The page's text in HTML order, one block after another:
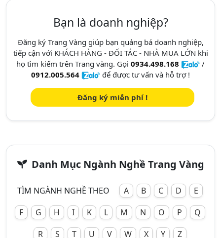
Bạn là doanh nghiệp?
Đăng ký Trang Vàng giúp bạn quảng bá doanh nghiệp,
tiếp cận với KHÁCH HÀNG - ĐỐI TÁC - NHÀ MUA LỚN khi
họ tìm kiếm trên Trang vàng. Gọi 0934.498.168
/
0912.005.564
để được tư vấn và hỗ trợ !
Đăng ký miễn phí !
Danh Mục Ngành Nghề Trang Vàng
TÌM NGÀNH NGHỀ THEO A B C D
E
F
G H I K L M N O P
Q
R
S T U V W X Y Z